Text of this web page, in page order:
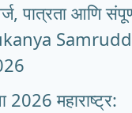
पात्रता आणि
2026 महाराष्ट्र: